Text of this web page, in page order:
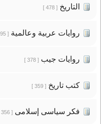
التاريخ[ 478 ]
روايات عربية وعالمية[ 395 ]
روايات جيب[ 378 ]
كتب تاريخ[ 359 ]
فكر سياسى إسلامى[ 356 ]